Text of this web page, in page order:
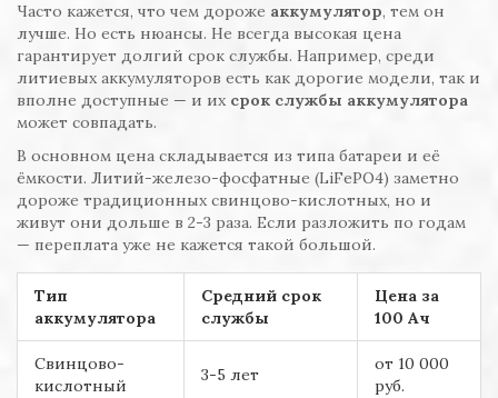
Часто кажется, что чем дороже аккумулятор, тем он
лучше. Но есть нюансы. Не всегда высокая цена
гарантирует долгий срок службы. Например, среди
литиевых аккумуляторов есть как дорогие модели, так и
вполне доступные — и их срок службы аккумулятора
может совпадать.
В основном цена складывается из типа батареи и её
ёмкости. Литий-железо-фосфатные (LiFePO4) заметно
дороже традиционных свинцово-кислотных, но и
живут они дольше в 2-3 раза. Если разложить по годам
— переплата уже не кажется такой большой.
Тип
аккумулятора
Средний срок
службы
Цена за
100 Ач
Свинцово-
кислотный
3-5 лет
от 10 000
руб.